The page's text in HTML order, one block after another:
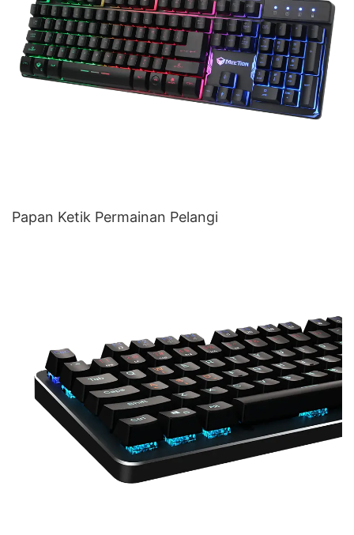
Papan Ketik Permainan Pelangi